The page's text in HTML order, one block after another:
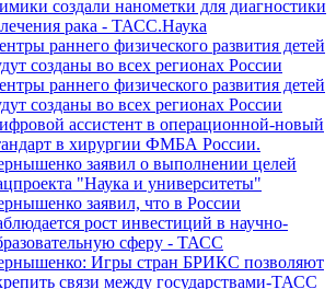
создали нанометки для диагностики
рака - ТАСС.Наука
раннего физического развития детей
созданы во всех регионах России
раннего физического развития детей
созданы во всех регионах России
ассистент в операционной-новый
в хирургии ФМБА России.
заявил о выполнении целей
"Наука и университеты"
заявил, что в России
рост инвестиций в научно-
сферу - ТАСС
Игры стран БРИКС позволяют
связи между государствами-ТАСС